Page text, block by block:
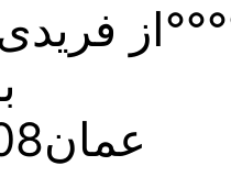
عمان0096899633908